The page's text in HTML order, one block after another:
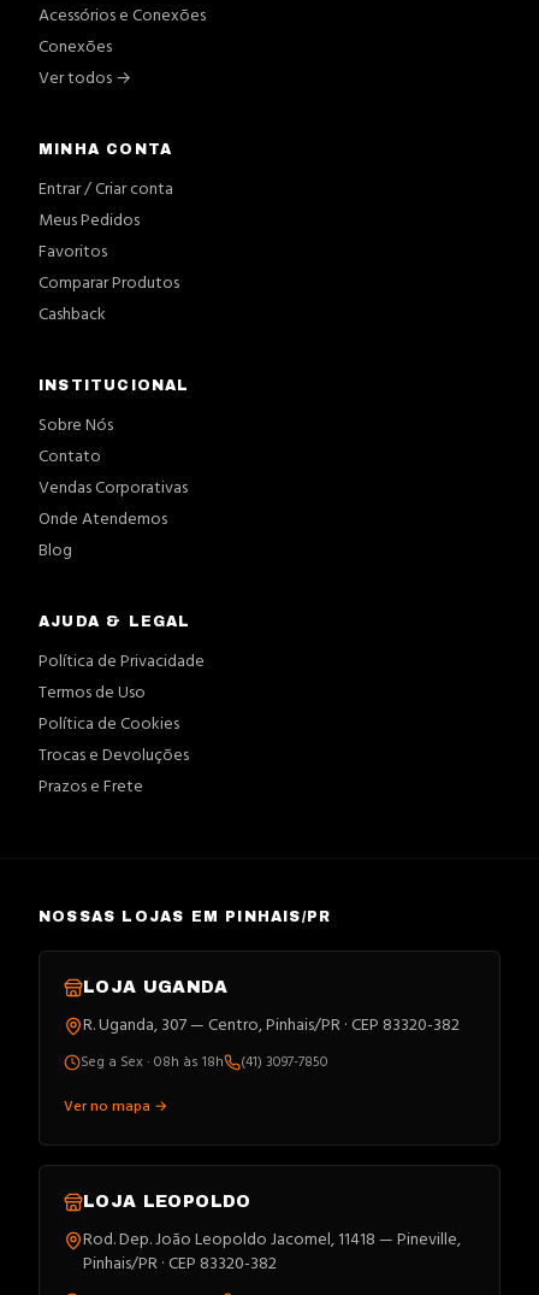
Acessórios e Conexões
Conexões
Ver todos →
MINHA CONTA
Entrar / Criar conta
Meus Pedidos
Favoritos
Comparar Produtos
Cashback
INSTITUCIONAL
Sobre Nós
Contato
Vendas Corporativas
Onde Atendemos
Blog
AJUDA & LEGAL
Política de Privacidade
Termos de Uso
Política de Cookies
Trocas e Devoluções
Prazos e Frete
NOSSAS LOJAS EM PINHAIS/PR
LOJA UGANDA
R. Uganda, 307 — Centro, Pinhais/PR · CEP 83320-382
Seg a Sex · 08h às 18h
(41) 3097-7850
Ver no mapa →
LOJA LEOPOLDO
Rod. Dep. João Leopoldo Jacomel, 11418 — Pineville,
Pinhais/PR · CEP 83320-382